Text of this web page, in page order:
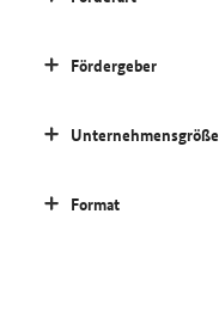
Fördergeber
Unternehmensgröße
Format